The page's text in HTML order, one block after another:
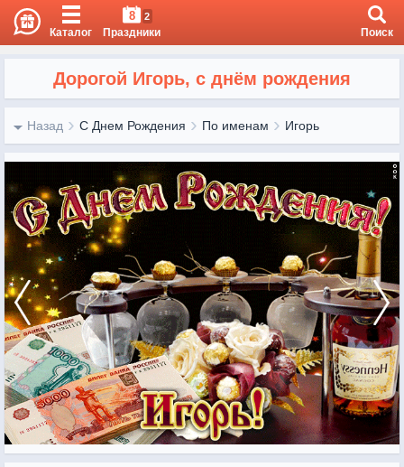
Каталог
8 2
Праздники Поиск
Дорогой Игорь, с днём рождения
Назад С Днем Рождения По именам Игорь